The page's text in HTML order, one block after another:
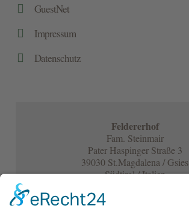
 GuestNet
 Impressum
 Datenschutz
Feldererhof
Fam. Steinmair
Pater Haspinger Straße 3
39030 St.Magdalena / Gsies
Südtirol / Italien
 Anfahrt